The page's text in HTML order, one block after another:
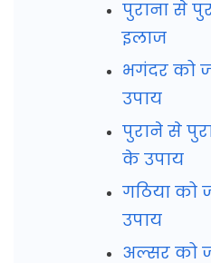
पुराना से
इलाज
भगंदर को
उपाय
पुराने से
के उपाय
गठिया
उपाय
अल्सर को